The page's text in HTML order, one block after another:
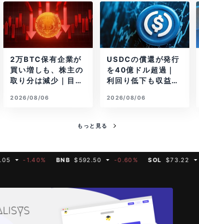
2万BTC保有企業が
買い増しも、株主の
取り分は減少｜目標
2026/08/06
USDCの償還が発行
を40億ドル超過｜
利回り低下も収益は
2026/08/06
もっと見る
-1.40% BNB $592.50 -0.60% SOL $73.22 -